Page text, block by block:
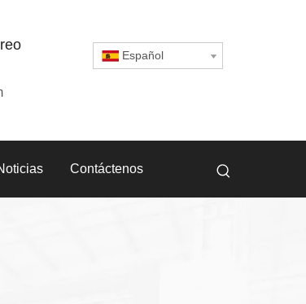
Español
Contáctenos